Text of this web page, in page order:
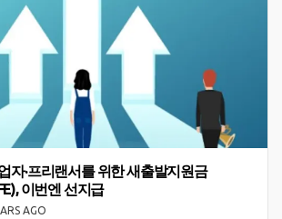
자·프리랜서를 위한 새출발지원금
이번엔 선지급
AGO